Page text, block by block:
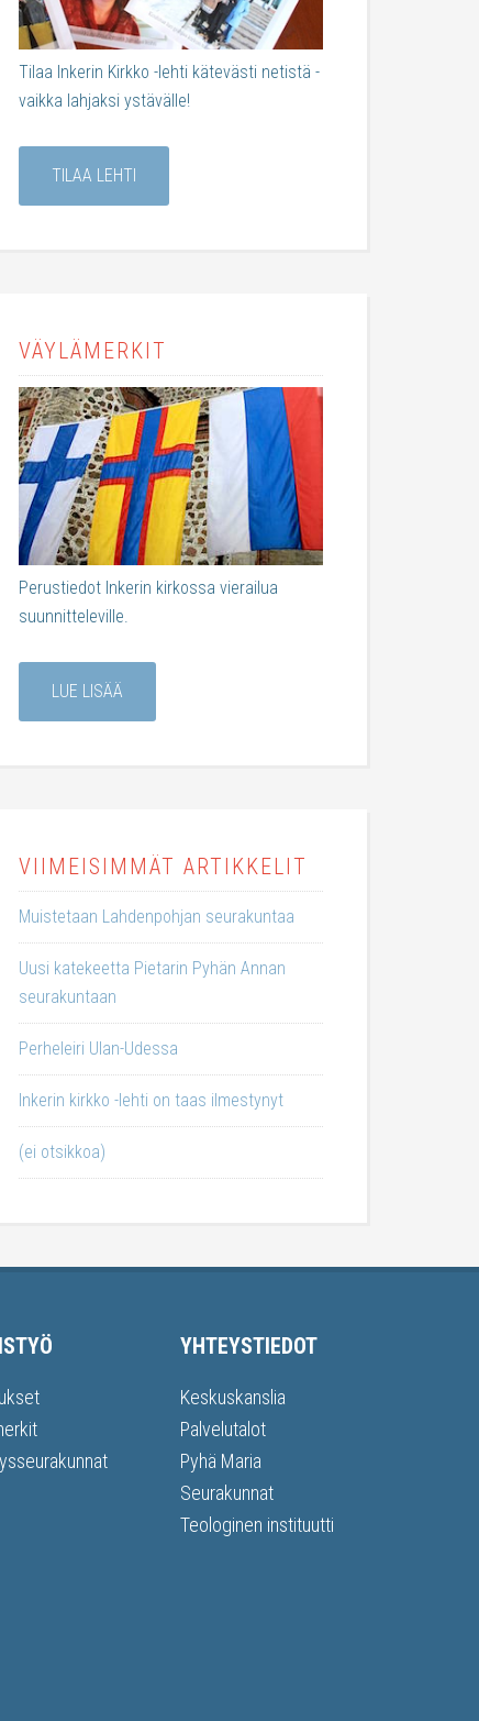
Tilaa Inkerin Kirkko -lehti kätevästi netistä -
vaikka lahjaksi ystävälle!
TILAA LEHTI
VÄYLÄMERKIT
Perustiedot Inkerin kirkossa vierailua
suunnitteleville.
LUE LISÄÄ
VIIMEISIMMÄT ARTIKKELIT
Muistetaan Lahdenpohjan seurakuntaa
Uusi katekeetta Pietarin Pyhän Annan
seurakuntaan
Perheleiri Ulan-Udessa
Inkerin kirkko -lehti on taas ilmestynyt
(ei otsikkoa)
YHTEYSTIEDOT
Keskuskanslia
Palvelutalot
Pyhä Maria
Seurakunnat
Teologinen instituutti